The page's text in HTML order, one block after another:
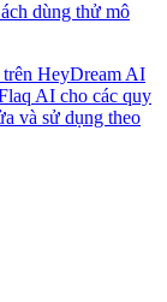
dùng thử mô
trên HeyDream AI
AI cho các quy
và sử dụng theo